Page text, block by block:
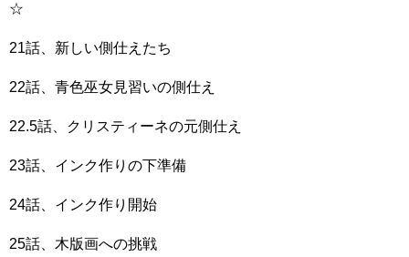
☆
21話、新しい側仕えたち
22話、青色巫女見習いの側仕え
22.5話、クリスティーネの元側仕え
23話、インク作りの下準備
24話、インク作り開始
25話、木版画への挑戦